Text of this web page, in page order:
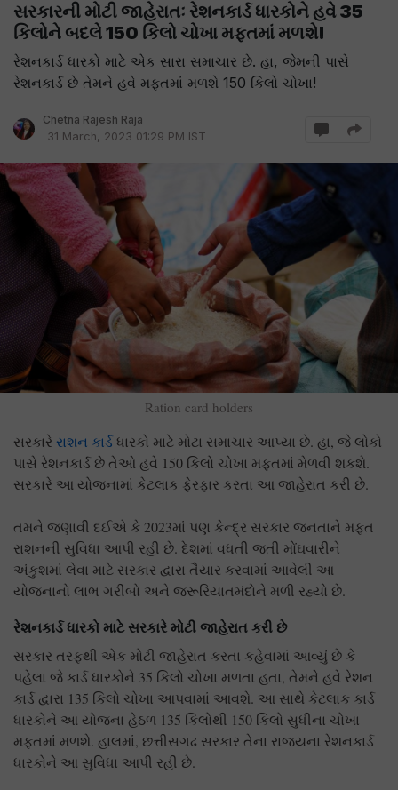
સરકારની મોટી જાહેરાતઃ રેશનકાર્ડ ધારકોને હવે 35
કિલોને બદલે 150 કિલો ચોખા મફતમાં મળશે!
રેશનકાર્ડ ધારકો માટે એક સારા સમાચાર છે. હા, જેમની પાસે
રેશનકાર્ડ છે તેમને હવે મફતમાં મળશે 150 કિલો ચોખા!
Chetna Rajesh Raja
31 March, 2023 01:29 PM IST
Ration card holders
સરકારે રાશન કાર્ડ ધારકો માટે મોટા સમાચાર આપ્યા છે. હા, જે લોકો
પાસે રેશનકાર્ડ છે તેઓ હવે 150 કિલો ચોખા મફતમાં મેળવી શકશે.
સરકારે આ યોજનામાં કેટલાક ફેરફાર કરતા આ જાહેરાત કરી છે.
તમને જણાવી દઈએ કે 2023માં પણ કેન્દ્ર સરકાર જનતાને મફત
રાશનની સુવિધા આપી રહી છે. દેશમાં વધતી જતી મોંઘવારીને
અંકુશમાં લેવા માટે સરકાર દ્વારા તૈયાર કરવામાં આવેલી આ
યોજનાનો લાભ ગરીબો અને જરૂરિયાતમંદોને મળી રહ્યો છે.
રેશનકાર્ડ ધારકો માટે સરકારે મોટી જાહેરાત કરી છે
સરકાર તરફથી એક મોટી જાહેરાત કરતા કહેવામાં આવ્યું છે કે
પહેલા જે કાર્ડ ધારકોને 35 કિલો ચોખા મળતા હતા, તેમને હવે રેશન
કાર્ડ દ્વારા 135 કિલો ચોખા આપવામાં આવશે. આ સાથે કેટલાક કાર્ડ
ધારકોને આ યોજના હેઠળ 135 કિલોથી 150 કિલો સુધીના ચોખા
મફતમાં મળશે. હાલમાં, છત્તીસગઢ સરકાર તેના રાજ્યના રેશનકાર્ડ
ધારકોને આ સુવિધા આપી રહી છે.